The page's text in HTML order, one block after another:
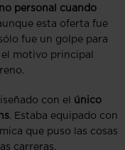
personal cuando
esta oferta fue
fue un golpe para
motivo principal
con el único
. Estaba equipado con
que puso las cosas
carreras.